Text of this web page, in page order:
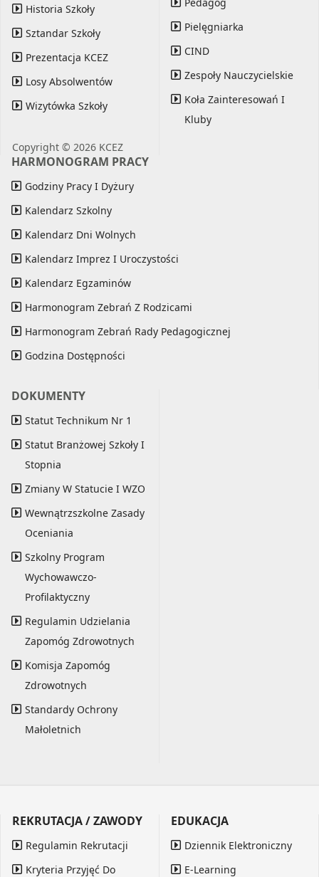
Historia Szkoły
Sztandar Szkoły
Prezentacja KCEZ
Losy Absolwentów
Wizytówka Szkoły
Copyright © 2026 KCEZ
Pielęgniarka
CIND
Zespoły Nauczycielskie
Koła Zainteresowań I
Kluby
HARMONOGRAM PRACY
Godziny Pracy I Dyżury
Kalendarz Szkolny
Kalendarz Dni Wolnych
Kalendarz Imprez I Uroczystości
Kalendarz Egzaminów
Harmonogram Zebrań Z Rodzicami
Harmonogram Zebrań Rady Pedagogicznej
Godzina Dostępności
DOKUMENTY
Statut Technikum Nr 1
Statut Branżowej Szkoły I
Stopnia
Zmiany W Statucie I WZO
Wewnątrzszkolne Zasady
Oceniania
Szkolny Program
Wychowawczo-
Profilaktyczny
Regulamin Udzielania
Zapomóg Zdrowotnych
Komisja Zapomóg
Zdrowotnych
Standardy Ochrony
Małoletnich
REKRUTACJA / ZAWODY
Regulamin Rekrutacji
Kryteria Przyjęć Do
EDUKACJA
Dziennik Elektroniczny
E-Learning